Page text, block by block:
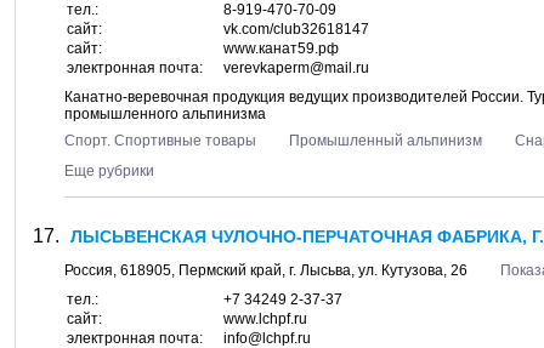
тел.:
8-919-470-70-09
сайт:
vk.com/club32618147
сайт:
www.канат59.рф
электронная почта:
verevkaperm@mail.ru
Канатно-веревочная продукция ведущих производителей России.
промышленного альпинизма
Спорт. Спортивные товары
Промышленный альпинизм
Еще рубрики
ЛЫСЬВЕНСКАЯ ЧУЛОЧНО-ПЕРЧАТОЧНАЯ ФАБРИКА,
Россия, 618905, Пермский край, г. Лысьва, ул. Кутузова, 26
тел.:
+7 34249 2-37-37
сайт:
www.lchpf.ru
электронная почта:
info@lchpf.ru